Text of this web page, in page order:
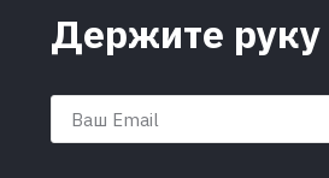
Держите руку